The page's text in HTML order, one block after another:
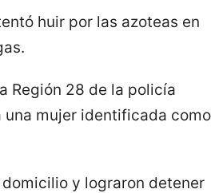
huir por las azoteas en
Región 28 de la policía
una mujer identificada como
y lograron detener